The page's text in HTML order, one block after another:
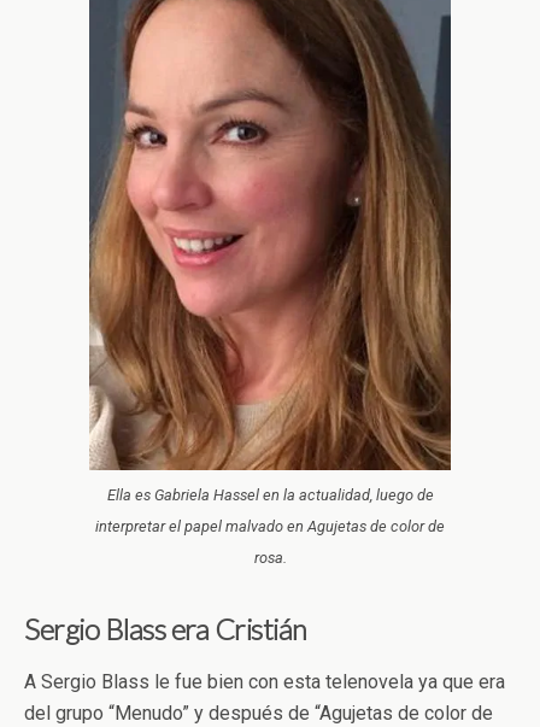
Ella es Gabriela Hassel en la actualidad, luego de
interpretar el papel malvado en Agujetas de color de
rosa.
Sergio Blass era Cristián
A Sergio Blass le fue bien con esta telenovela ya que era
del grupo “Menudo” y después de “Agujetas de color de